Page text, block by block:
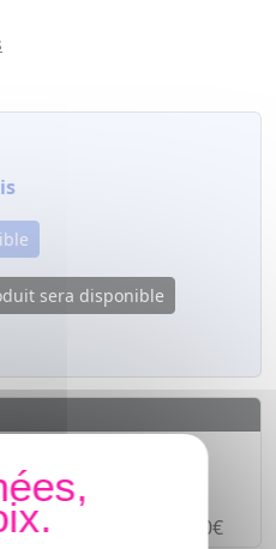
sera disponible
frais à partir de 30€